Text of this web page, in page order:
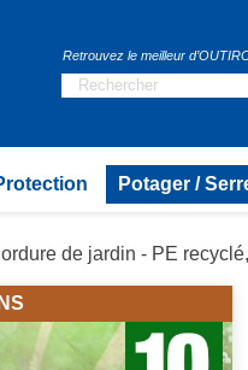
Retrouvez le meilleur
Potager /
de jardin - PE